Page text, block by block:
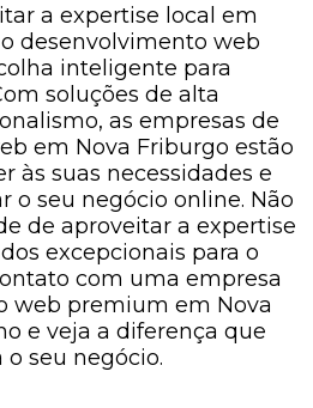
a expertise local em
desenvolvimento web
inteligente para
soluções de alta
as empresas de
em Nova Friburgo estão
às suas necessidades e
o seu negócio online. Não
de aproveitar a expertise
excepcionais para o
com uma empresa
web premium em Nova
e veja a diferença que
o seu negócio.